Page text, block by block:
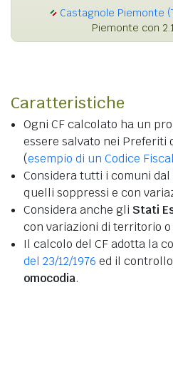
Castagnole Piemonte
Piemonte con
Caratteristiche
Ogni CF calcolato ha un
essere salvato nei Preferiti
(esempio di un Codice
Considera tutti i comuni dal
quelli soppressi e con
Considera anche gli Stati
con variazioni di territorio
Il calcolo del CF adotta la
del 23/12/1976 ed il
omocodia.